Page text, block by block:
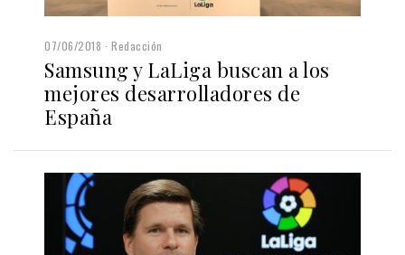
07/06/2018 Redacción
Samsung y LaLiga buscan a los
mejores desarrolladores de
España